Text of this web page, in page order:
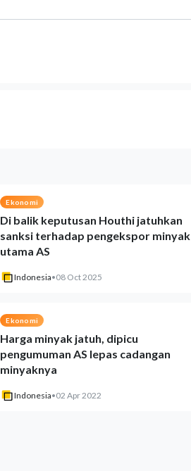
Ekonomi
Di balik keputusan Houthi jatuhkan
sanksi terhadap pengekspor minyak
utama AS
Indonesia•08 Oct 2025
Ekonomi
Harga minyak jatuh, dipicu
pengumuman AS lepas cadangan
minyaknya
Indonesia•02 Apr 2022